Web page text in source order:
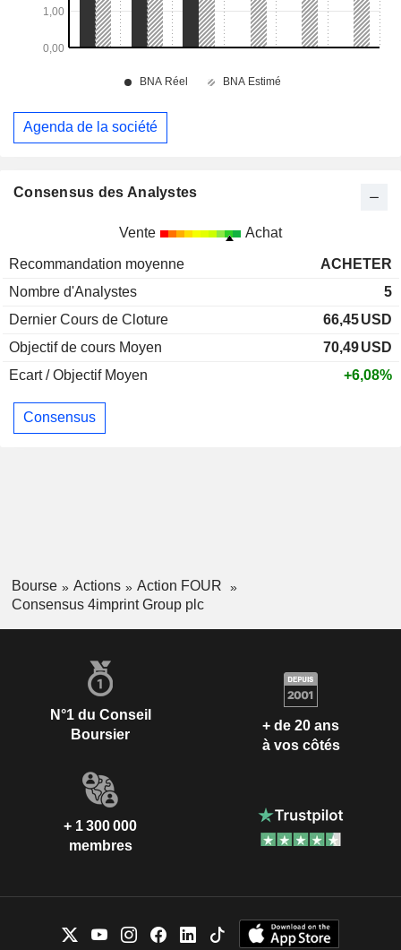
Consensus des Analystes
Vente Achat
Recommandation moyenne
ACHETER
Nombre d'Analystes
5
Dernier Cours de Cloture
66,45USD
Objectif de cours Moyen
70,49USD
Ecart / Objectif Moyen
+6,08%
Consensus
Agenda de la société
Bourse Actions
Action FOUR
Consensus 4imprint Group plc
N°1 du Conseil
Boursier
+ de 20 ans
à vos côtés
+ 1 300 000
membres